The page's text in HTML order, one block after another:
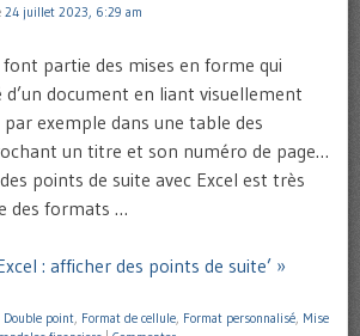
24 juillet 2023, 6:29 am
partie des mises en forme qui
document en liant visuellement
exemple dans une table des
un titre et son numéro de page…
points de suite avec Excel est très
des formats …
: afficher des points de suite’ »
Double point, Format de cellule, Format personnalisé, Mise